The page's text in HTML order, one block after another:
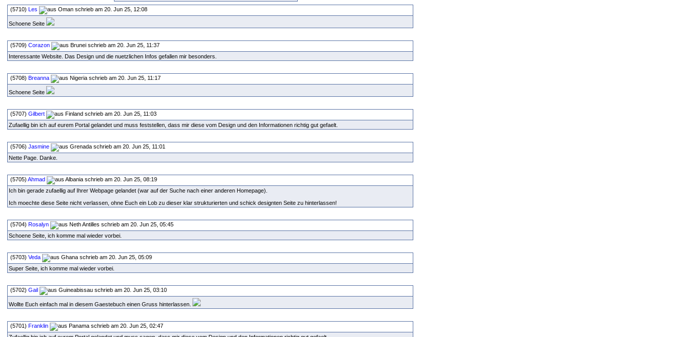
(5710) Les schrieb am 20. Jun 25, 12:08
Schoene Seite
(5709) Corazon
schrieb am 20. Jun 25, 11:37
Interessante Website. Das Design und die nuetzlichen Infos gefallen mir besonders.
(5708) Breanna schrieb am 20. Jun 25, 11:17
Schoene Seite
(5707) Gilbert
schrieb am 20. Jun 25, 11:03
Zufaellig bin ich auf eurem Portal gelandet und muss feststellen, dass mir diese vom Design und den Informationen richtig gut gefaelt.
(5706) Jasmine
schrieb am 20. Jun 25, 11:01
Nette Page. Danke.
(5705) Ahmad
schrieb am 20. Jun 25, 08:19
Ich bin gerade zufaellig auf Ihrer Webpage gelandet (war auf der Suche nach einer anderen Homepage).
Ich moechte diese Seite nicht verlassen, ohne Euch ein Lob zu dieser klar strukturierten und schick designten Seite zu hinterlassen!
(5704) Rosalyn
schrieb am 20. Jun 25, 05:45
Schoene Seite, ich komme mal wieder vorbei.
(5703) Veda
schrieb am 20. Jun 25, 05:09
Super Seite, ich komme mal wieder vorbei.
(5702) Gail schrieb am 20. Jun 25, 03:10
Wollte Euch einfach mal in diesem Gaestebuch einen Gruss hinterlassen.
(5701) Franklin
schrieb am 20. Jun 25, 02:47